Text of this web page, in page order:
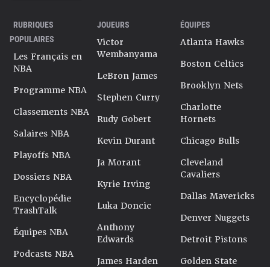
RUBRIQUES
POPULAIRES
Les Français en
NBA
Programme NBA
Classements NBA
Salaires NBA
Playoffs NBA
Dossiers NBA
Encyclopédie
TrashTalk
Équipes NBA
Podcasts NBA
JOUEURS
Victor
Wembanyama
LeBron James
Stephen Curry
Rudy Gobert
Kevin Durant
Ja Morant
Kyrie Irving
Luka Doncic
Anthony
Edwards
James Harden
ÉQUIPES
Atlanta Hawks
Boston Celtics
Brooklyn Nets
Charlotte
Hornets
Chicago Bulls
Cleveland
Cavaliers
Dallas Mavericks
Denver Nuggets
Detroit Pistons
Golden State